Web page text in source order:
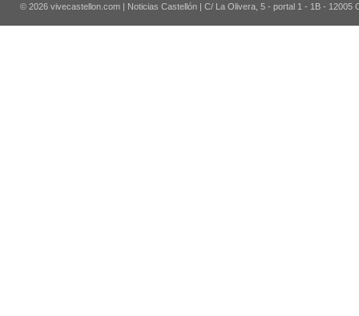
© 2026 vivecastellon.com | Noticias Castellón | C/ La Olivera, 5 - portal 1 - 1B - 12005